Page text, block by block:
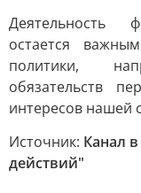
Деятельность
остается
политики,
обязательств
интересов нашей
Источник: Канал
действий"